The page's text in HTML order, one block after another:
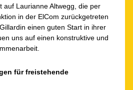
auf Laurianne Altwegg, die per
in der ElCom zurückgetreten
einen guten Start in ihrer
uns auf einen konstruktive und
für freistehende